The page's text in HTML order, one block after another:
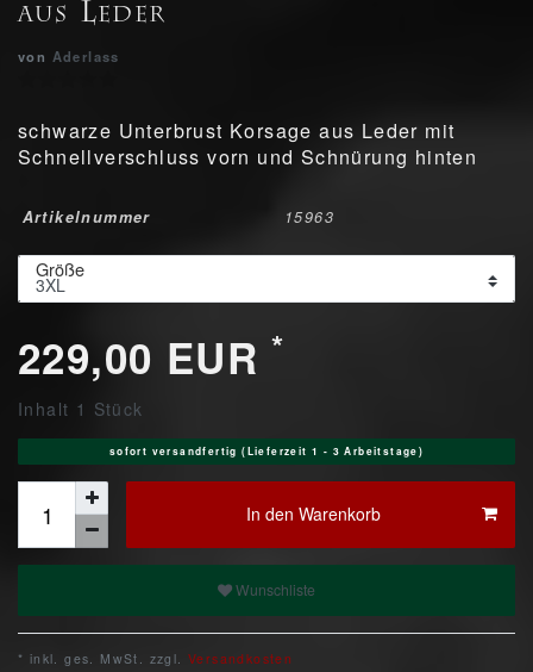
aus Leder
von Aderlass
schwarze Unterbrust Korsage aus Leder mit
Schnellverschluss vorn und Schnürung hinten
Artikelnummer 15963
Größe
229,00 EUR*
Inhalt 1 Stück
sofort versandfertig (Lieferzeit 1 - 3 Arbeitstage)
In den Warenkorb
Wunschliste
* inkl. ges. MwSt. zzgl. Versandkosten